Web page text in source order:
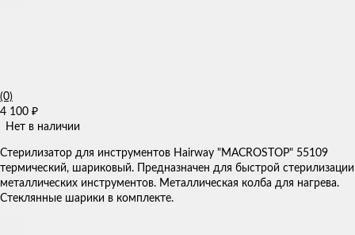
(0)
4 100 ₽
Нет в наличии
Стерилизатор для инструментов Hairway "MACROSTOP" 55109
термический, шариковый. Предназначен для быстрой стерилизации
металлических инструментов. Металлическая колба для нагрева.
Стеклянные шарики в комплекте.